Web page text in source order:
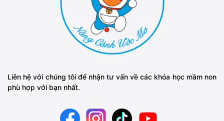
Liên hệ với chúng tôi để nhận tư vấn về các khóa học mầm non
phù hợp với bạn nhất.